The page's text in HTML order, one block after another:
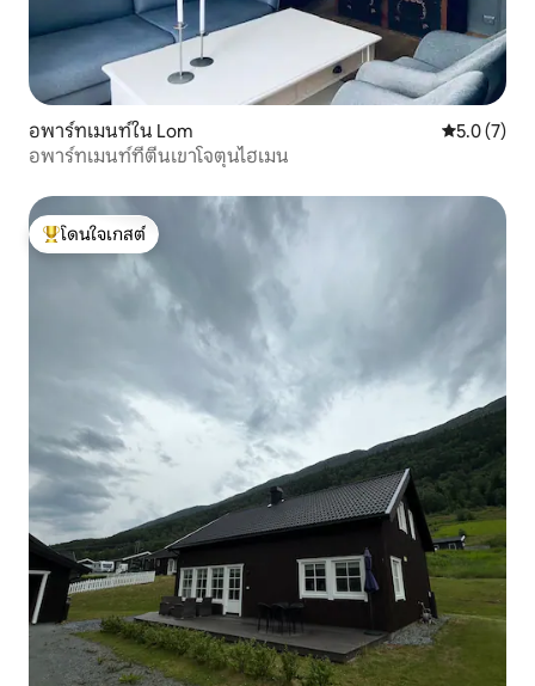
อพาร์ทเมนท์ใน Lom คะแนนเฉลี่
5.0 (7)
อพาร์ทเมนท์ที่ตีนเขาโจตุนไฮเมน
โดนใจเกสต์ที่สุด
โดนใจเกสต์